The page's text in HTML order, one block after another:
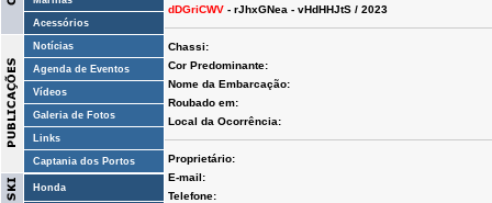
Acessórios
Notícias
Agenda de Eventos
Vídeos
Galeria de Fotos
Links
Captania dos Portos
Honda
dDGriCWV - rJhxGNea - vHdHHJtS / 2023
Chassi:
Cor Predominante:
Nome da Embarcação:
Roubado em:
Local da Ocorrência:
Proprietário:
E-mail:
Telefone: